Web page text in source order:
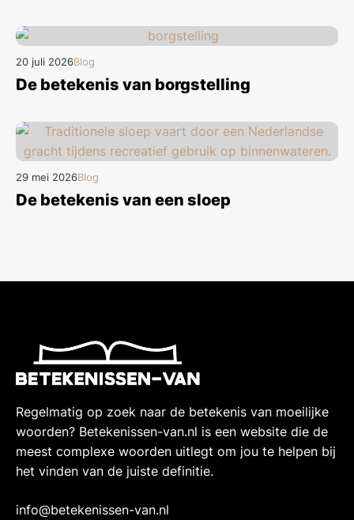
20 juli 2026Blog
De betekenis van borgstelling
29 mei 2026Blog
De betekenis van een sloep
Regelmatig op zoek naar de betekenis van moeilijke
woorden? Betekenissen-van.nl is een website die de
meest complexe woorden uitlegt om jou te helpen bij
het vinden van de juiste definitie.
info@betekenissen-van.nl